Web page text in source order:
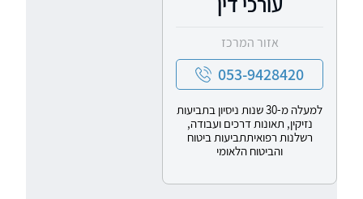
אזור המרכז
053-9428420
למעלה מ-30 שנות ניסיון בתביעות
נזיקין, תאונות דרכים ועבודה,
רשלנות רפואיתתביעות ביטוח
והביטוח הלאומי